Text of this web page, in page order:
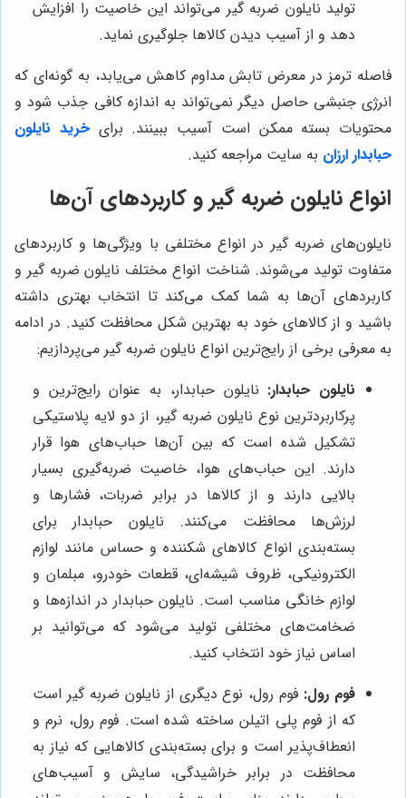
تولید نایلون ضربه گیر می‌تواند این خاصیت را افزایش
دهد و از آسیب دیدن کالاها جلوگیری نماید.
فاصله ترمز در معرض تابش مداوم کاهش می‌یابد، به گونه‌ای که
انرژی جنبشی حاصل دیگر نمی‌تواند به اندازه کافی جذب شود و
محتویات بسته ممکن است آسیب ببینند. برایخرید نایلون
حبابدار ارزان به سایت مراجعه کنید.
انواع نایلون ضربه گیر و کاربردهای آن‌ها
نایلون‌های ضربه گیر در انواع مختلفی با ویژگی‌ها و کاربردهای
متفاوت تولید می‌شوند. شناخت انواع مختلف نایلون ضربه گیر و
کاربردهای آن‌ها به شما کمک می‌کند تا انتخاب بهتری داشته
باشید و از کالاهای خود به بهترین شکل محافظت کنید. در ادامه
به معرفی برخی از رایج‌ترین انواع نایلون ضربه گیر می‌پردازیم:
نایلون حبابدار: نایلون حبابدار، به عنوان رایج‌ترین و
پرکاربردترین نوع نایلون ضربه گیر، از دو لایه پلاستیکی
تشکیل شده است که بین آن‌ها حباب‌های هوا قرار
دارند. این حباب‌های هوا، خاصیت ضربه‌گیری بسیار
بالایی دارند و از کالاها در برابر ضربات، فشارها و
لرزش‌ها محافظت می‌کنند. نایلون حبابدار برای
بسته‌بندی انواع کالاهای شکننده و حساس مانند لوازم
الکترونیکی، ظروف شیشه‌ای، قطعات خودرو، مبلمان و
لوازم خانگی مناسب است. نایلون حبابدار در اندازه‌ها و
ضخامت‌های مختلفی تولید می‌شود که می‌توانید بر
اساس نیاز خود انتخاب کنید.
فوم رول: فوم رول، نوع دیگری از نایلون ضربه گیر است
که از فوم پلی اتیلن ساخته شده است. فوم رول، نرم و
انعطاف‌پذیر است و برای بسته‌بندی کالاهایی که نیاز به
محافظت در برابر خراشیدگی، سایش و آسیب‌های